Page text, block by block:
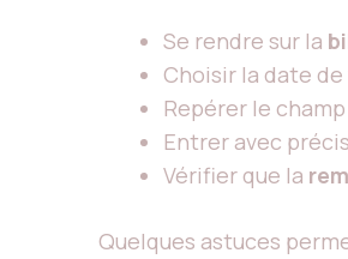
Se rendre sur la
Choisir la date
Repérer le
Entrer avec
Vérifier que la
Quelques astuces